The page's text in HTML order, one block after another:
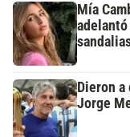
Mía
Dieron
Jorge